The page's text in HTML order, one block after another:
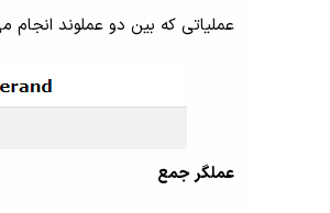
عملیاتی که بین دو عملوند
عملگر جمع